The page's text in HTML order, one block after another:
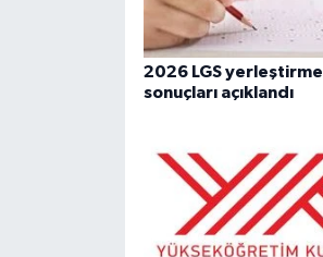
2026 LGS yerleştirme
sonuçları açıklandı